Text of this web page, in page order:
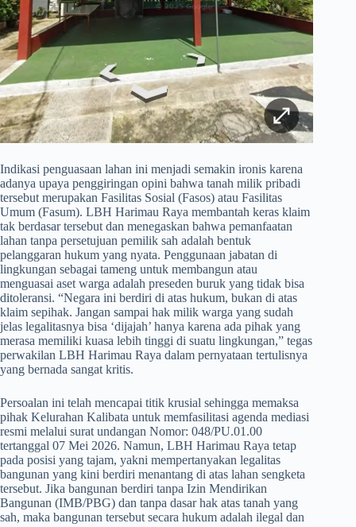
​Indikasi penguasaan lahan ini menjadi semakin ironis karena
adanya upaya penggiringan opini bahwa tanah milik pribadi
tersebut merupakan Fasilitas Sosial (Fasos) atau Fasilitas
Umum (Fasum). LBH Harimau Raya membantah keras klaim
tak berdasar tersebut dan menegaskan bahwa pemanfaatan
lahan tanpa persetujuan pemilik sah adalah bentuk
pelanggaran hukum yang nyata. Penggunaan jabatan di
lingkungan sebagai tameng untuk membangun atau
menguasai aset warga adalah preseden buruk yang tidak bisa
ditoleransi. “Negara ini berdiri di atas hukum, bukan di atas
klaim sepihak. Jangan sampai hak milik warga yang sudah
jelas legalitasnya bisa ‘dijajah’ hanya karena ada pihak yang
merasa memiliki kuasa lebih tinggi di suatu lingkungan,” tegas
perwakilan LBH Harimau Raya dalam pernyataan tertulisnya
yang bernada sangat kritis.
​Persoalan ini telah mencapai titik krusial sehingga memaksa
pihak Kelurahan Kalibata untuk memfasilitasi agenda mediasi
resmi melalui surat undangan Nomor: 048/PU.01.00
tertanggal 07 Mei 2026. Namun, LBH Harimau Raya tetap
pada posisi yang tajam, yakni mempertanyakan legalitas
bangunan yang kini berdiri menantang di atas lahan sengketa
tersebut. Jika bangunan berdiri tanpa Izin Mendirikan
Bangunan (IMB/PBG) dan tanpa dasar hak atas tanah yang
sah, maka bangunan tersebut secara hukum adalah ilegal dan